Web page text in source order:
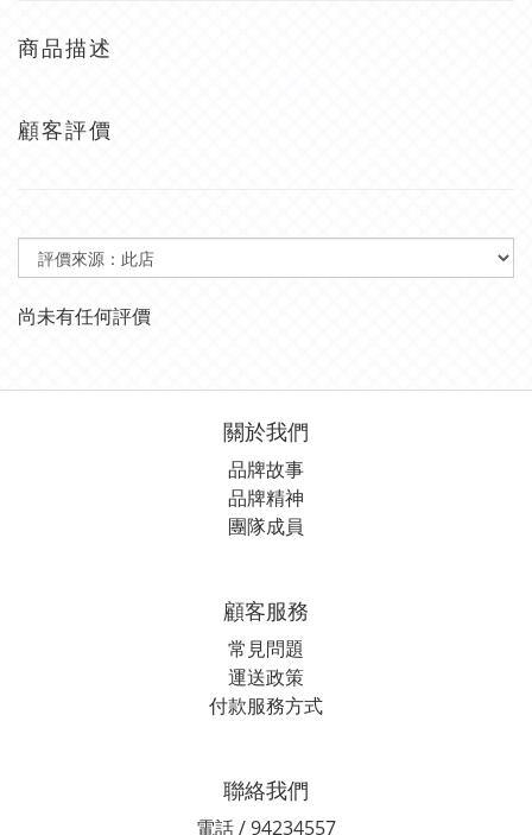
商品描述
顧客評價
尚未有任何評價
關於我們
品牌故事
品牌精神
團隊成員
顧客服務
常見問題
運送政策
付款服務方式
聯絡我們
電話 / 94234557